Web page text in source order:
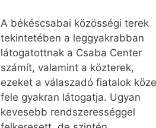
A békéscsabai közösségi terek
tekintetében a leggyakrabban
látogatottnak a Csaba Center
számít, valamint a közterek,
ezeket a válaszadó fiatalok
fele gyakran látogatja. Ugyan
kevesebb rendszerességgel